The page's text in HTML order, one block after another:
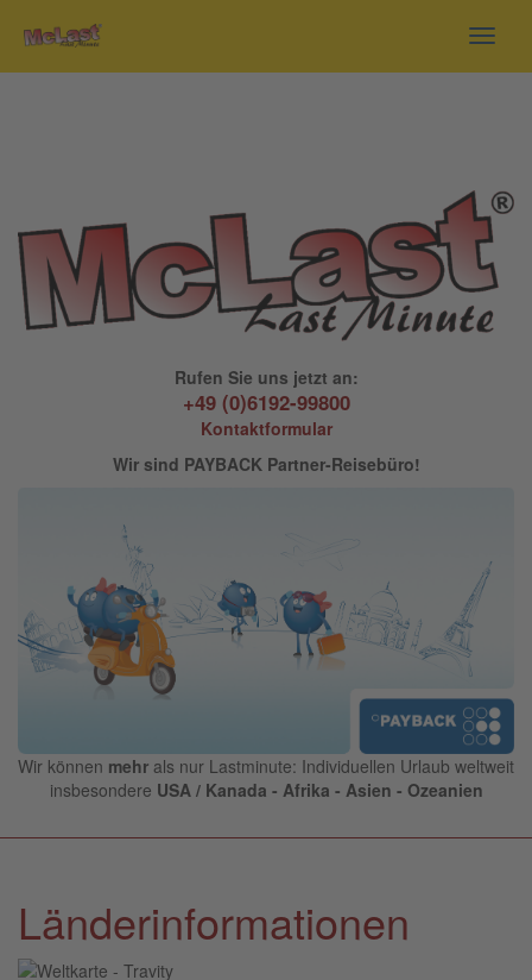
Rufen Sie uns jetzt an:
+49 (0)6192-99800
Kontaktformular
Wir sind PAYBACK Partner-Reisebüro!
Wir können mehr als nur Lastminute: Individuellen Urlaub weltweit
insbesondere USA / Kanada - Afrika - Asien - Ozeanien
Länderinformationen